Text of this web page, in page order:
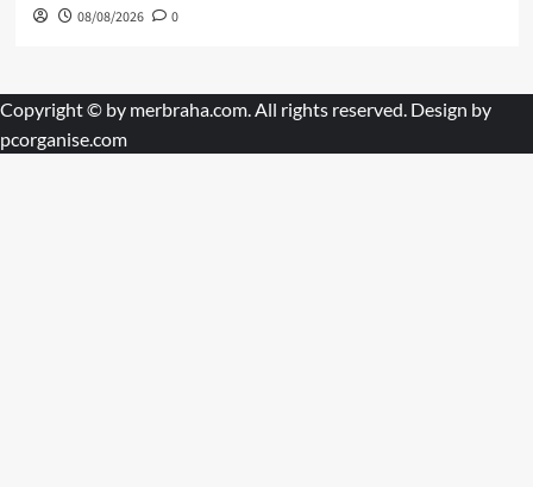
08/08/2026 0
Copyright © by merbraha.com . All rights reserved. Design by
pcorganise.com